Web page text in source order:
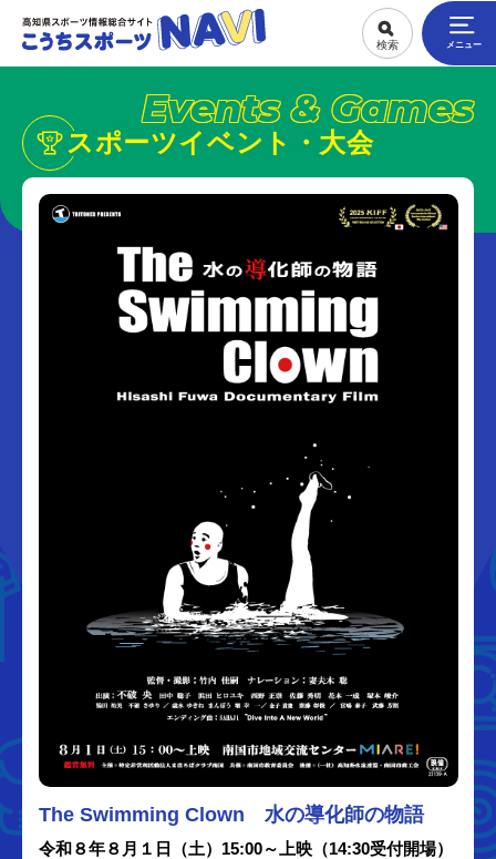
Events & Games
スポーツイベント・大会
The Swimming Clown 水の導化師の物語
令和８年８月１日（土）15:00～上映（14:30受付開場）